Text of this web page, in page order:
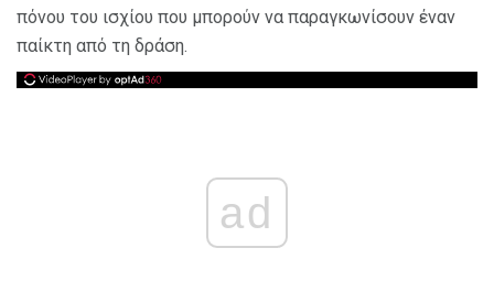
πόνου του ισχίου που μπορούν να παραγκωνίσουν έναν
παίκτη από τη δράση.
ad